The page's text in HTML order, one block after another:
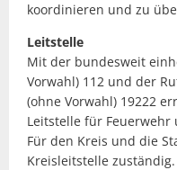
koordinieren und zu
Leitstelle
Mit der bundesweit
Vorwahl) 112 und der
(ohne Vorwahl) 19222
Leitstelle für
Für den Kreis und die
Kreisleitstelle